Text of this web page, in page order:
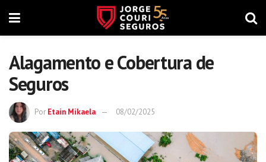
Alagamento e Cobertura de
Seguros
Por Etain Mikaela 08/02/2025